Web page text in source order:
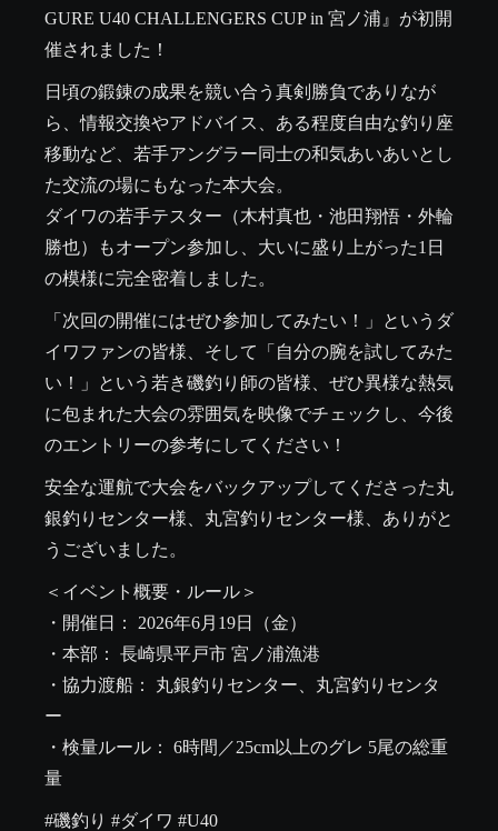
GURE U40 CHALLENGERS CUP in 宮ノ浦』が初開
催されました！
日頃の鍛錬の成果を競い合う真剣勝負でありなが
ら、情報交換やアドバイス、ある程度自由な釣り座
移動など、若手アングラー同士の和気あいあいとし
た交流の場にもなった本大会。
ダイワの若手テスター（木村真也・池田翔悟・外輪
勝也）もオープン参加し、大いに盛り上がった1日
の模様に完全密着しました。
「次回の開催にはぜひ参加してみたい！」というダ
イワファンの皆様、そして「自分の腕を試してみた
い！」という若き磯釣り師の皆様、ぜひ異様な熱気
に包まれた大会の雰囲気を映像でチェックし、今後
のエントリーの参考にしてください！
安全な運航で大会をバックアップしてくださった丸
銀釣りセンター様、丸宮釣りセンター様、ありがと
うございました。
＜イベント概要・ルール＞
・開催日： 2026年6月19日（金）
・本部： 長崎県平戸市 宮ノ浦漁港
・協力渡船： 丸銀釣りセンター、丸宮釣りセンタ
ー
・検量ルール： 6時間／25cm以上のグレ 5尾の総重
量
#磯釣り #ダイワ #U40